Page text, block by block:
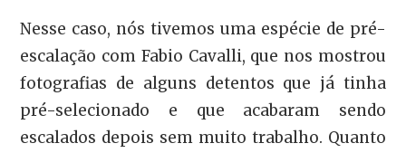
Nesse caso, nós tivemos uma espécie de pré-
escalação com Fabio Cavalli, que nos mostrou
fotografias de alguns detentos que já tinha
pré-selecionado e que acabaram sendo
escalados depois sem muito trabalho. Quanto